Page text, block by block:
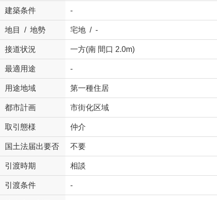
建築条件 -
地目 / 地勢 宅地 / -
接道状況 一方(南 間口 2.0m)
最適用途 -
用途地域 第一種住居
都市計画 市街化区域
取引態様 仲介
国土法届出要否 不要
引渡時期 相談
引渡条件 -